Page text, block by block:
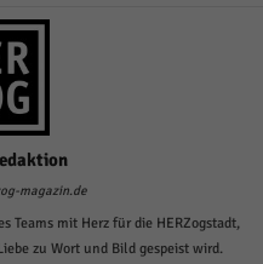
magazin.de
Teams mit Herz für die HERZogstadt,
zu Wort und Bild gespeist wird.